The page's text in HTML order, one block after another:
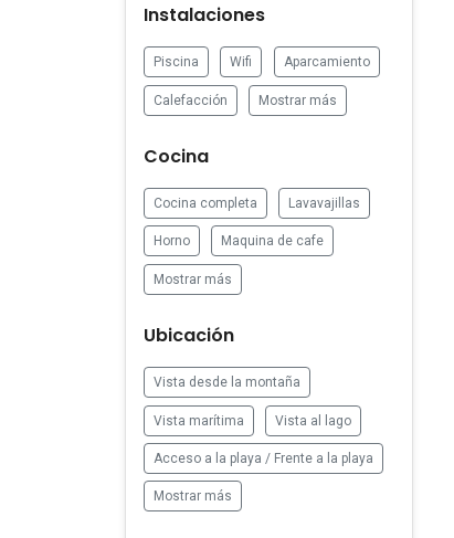
Instalaciones
Piscina Wifi Aparcamiento
Calefacción Mostrar más
Cocina
Cocina completa Lavavajillas
Horno Maquina de cafe
Mostrar más
Ubicación
Vista desde la montaña
Vista marítima Vista al lago
Acceso a la playa / Frente a la playa
Mostrar más